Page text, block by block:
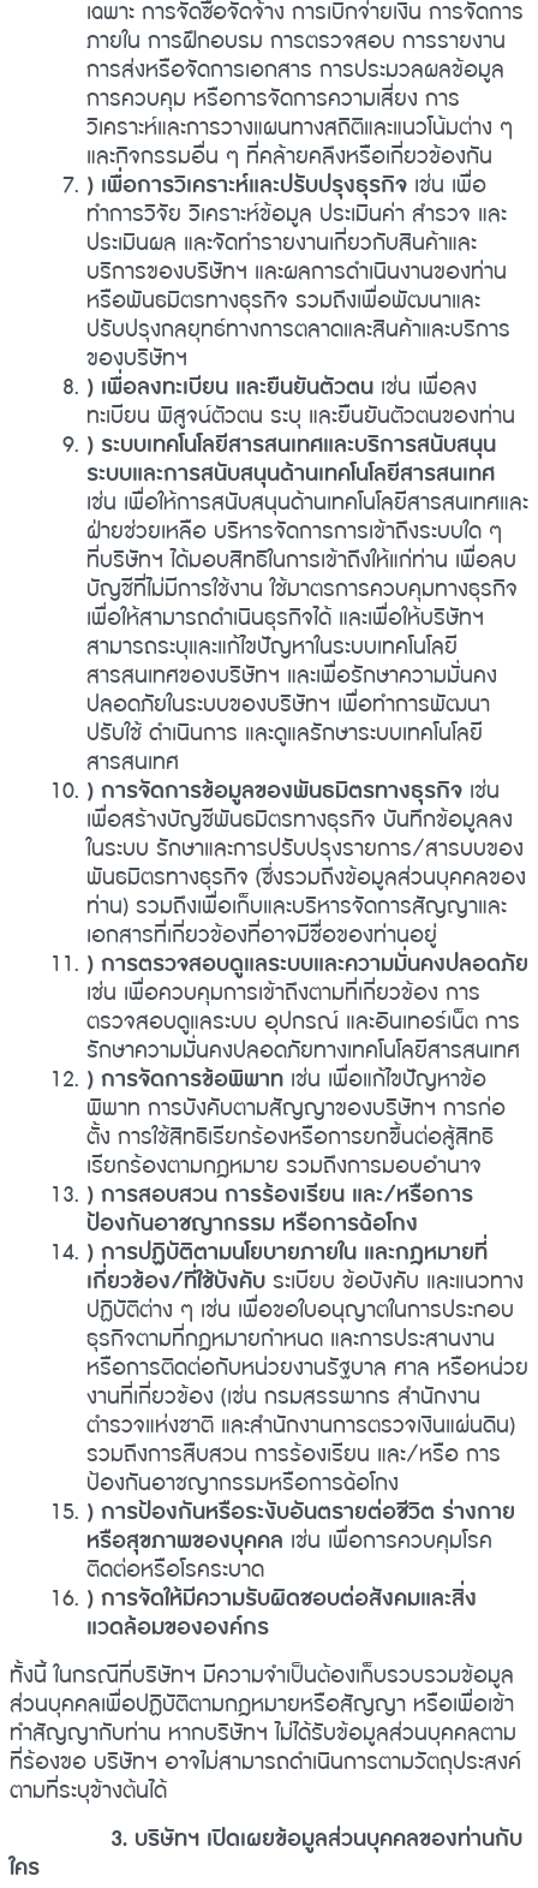
เฉพาะ การจัดซื้อจัดจ้าง การเบิกจ่ายเงิน การจัดการ
ภายใน การฝึกอบรม การตรวจสอบ การรายงาน
การส่งหรือจัดการเอกสาร การประมวลผลข้อมูล
การควบคุม หรือการจัดการความเสี่ยง การ
วิเคราะห์และการวางแผนทางสถิติและแนวโน้มต่าง ๆ
และกิจกรรมอื่น ๆ ที่คล้ายคลึงหรือเกี่ยวข้องกัน
) เพื่อการวิเคราะห์และปรับปรุงธุรกิจ เช่น เพื่อ
ทำการวิจัย วิเคราะห์ข้อมูล ประเมินค่า สำรวจ และ
ประเมินผล และจัดทำรายงานเกี่ยวกับสินค้าและ
บริการของบริษัทฯ และผลการดำเนินงานของท่าน
หรือพันธมิตรทางธุรกิจ รวมถึงเพื่อพัฒนาและ
ปรับปรุงกลยุทธ์ทางการตลาดและสินค้าและบริการ
ของบริษัทฯ
) เพื่อลงทะเบียน และยืนยันตัวตน เช่น เพื่อลง
ทะเบียน พิสูจน์ตัวตน ระบุ และยืนยันตัวตนของท่าน
) ระบบเทคโนโลยีสารสนเทศและบริการสนับสนุน
ระบบและการสนับสนุนด้านเทคโนโลยีสารสนเทศ
เช่น เพื่อให้การสนับสนุนด้านเทคโนโลยีสารสนเทศและ
ฝ่ายช่วยเหลือ บริหารจัดการการเข้าถึงระบบใด ๆ
ที่บริษัทฯ ได้มอบสิทธิในการเข้าถึงให้แก่ท่าน เพื่อลบ
บัญชีที่ไม่มีการใช้งาน ใช้มาตรการควบคุมทางธุรกิจ
เพื่อให้สามารถดำเนินธุรกิจได้ และเพื่อให้บริษัทฯ
สามารถระบุและแก้ไขปัญหาในระบบเทคโนโลยี
สารสนเทศของบริษัทฯ และเพื่อรักษาความมั่นคง
ปลอดภัยในระบบของบริษัทฯ เพื่อทำการพัฒนา
ปรับใช้ ดำเนินการ และดูแลรักษาระบบเทคโนโลยี
สารสนเทศ
) การจัดการข้อมูลของพันธมิตรทางธุรกิจ เช่น
เพื่อสร้างบัญชีพันธมิตรทางธุรกิจ บันทึกข้อมูลลง
ในระบบ รักษาและการปรับปรุงรายการ/สารบบของ
พันธมิตรทางธุรกิจ (ซึ่งรวมถึงข้อมูลส่วนบุคคลของ
ท่าน) รวมถึงเพื่อเก็บและบริหารจัดการสัญญาและ
เอกสารที่เกี่ยวข้องที่อาจมีชื่อของท่านอยู่
) การตรวจสอบดูแลระบบและความมั่นคงปลอดภัย
เช่น เพื่อควบคุมการเข้าถึงตามที่เกี่ยวข้อง การ
ตรวจสอบดูแลระบบ อุปกรณ์ และอินเทอร์เน็ต การ
รักษาความมั่นคงปลอดภัยทางเทคโนโลยีสารสนเทศ
) การจัดการข้อพิพาท เช่น เพื่อแก้ไขปัญหาข้อ
พิพาท การบังคับตามสัญญาของบริษัทฯ การก่อ
ตั้ง การใช้สิทธิเรียกร้องหรือการยกขึ้นต่อสู้สิทธิ
เรียกร้องตามกฎหมาย รวมถึงการมอบอำนาจ
) การสอบสวน การร้องเรียน และ/หรือการ
ป้องกันอาชญากรรม หรือการฉ้อโกง
) การปฏิบัติตามนโยบายภายใน และกฎหมายที่
เกี่ยวข้อง/ที่ใช้บังคับ ระเบียบ ข้อบังคับ และแนวทาง
ปฏิบัติต่าง ๆ เช่น เพื่อขอใบอนุญาตในการประกอบ
ธุรกิจตามที่กฎหมายกำหนด และการประสานงาน
หรือการติดต่อกับหน่วยงานรัฐบาล ศาล หรือหน่วย
งานที่เกี่ยวข้อง (เช่น กรมสรรพากร สำนักงาน
ตำรวจแห่งชาติ และสำนักงานการตรวจเงินแผ่นดิน)
รวมถึงการสืบสวน การร้องเรียน และ/หรือ การ
ป้องกันอาชญากรรมหรือการฉ้อโกง
) การป้องกันหรือระงับอันตรายต่อชีวิต ร่างกาย
หรือสุขภาพของบุคคล เช่น เพื่อการควบคุมโรค
ติดต่อหรือโรคระบาด
) การจัดให้มีความรับผิดชอบต่อสังคมและสิ่ง
แวดล้อมขององค์กร
ทั้งนี้ ในกรณีที่บริษัทฯ มีความจำเป็นต้องเก็บรวบรวมข้อมูล
ส่วนบุคคลเพื่อปฏิบัติตามกฎหมายหรือสัญญา หรือเพื่อเข้า
ทำสัญญากับท่าน หากบริษัทฯ ไม่ได้รับข้อมูลส่วนบุคคลตาม
ที่ร้องขอ บริษัทฯ อาจไม่สามารถดำเนินการตามวัตถุประสงค์
ตามที่ระบุข้างต้นได้
3. บริษัทฯ เปิดเผยข้อมูลส่วนบุคคลของท่านกับ
ใคร